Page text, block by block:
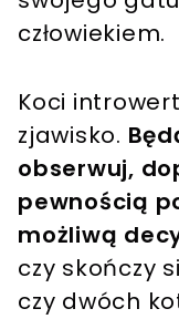
człowiekiem.
Koci
zjawisko.
obserwuj,
pewnością
możliwą
czy skończy
czy dwóch